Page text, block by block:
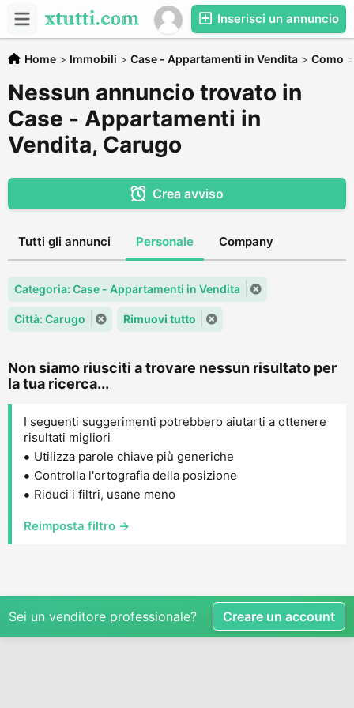
Inserisci un annuncio
Home > Immobili > Case - Appartamenti in Vendita > Como
Nessun annuncio trovato in
Case - Appartamenti in
Vendita, Carugo
Crea avviso
Tutti gli annunci Personale Company
Categoria: Case - Appartamenti in Vendita
Città: Carugo Rimuovi tutto
Non siamo riusciti a trovare nessun risultato per
la tua ricerca...
I seguenti suggerimenti potrebbero aiutarti a ottenere
risultati migliori
Utilizza parole chiave più generiche
Controlla l'ortografia della posizione
Riduci i filtri, usane meno
Reimposta filtro →
Sei un venditore professionale? Creare un account